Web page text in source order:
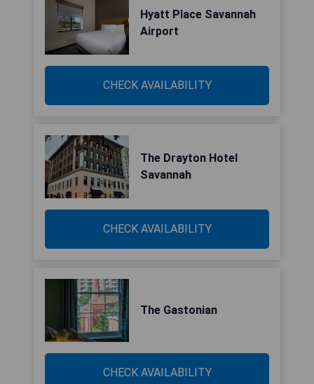
Hyatt Place Savannah
Airport
CHECK AVAILABILITY
The Drayton Hotel
Savannah
CHECK AVAILABILITY
The Gastonian
CHECK AVAILABILITY